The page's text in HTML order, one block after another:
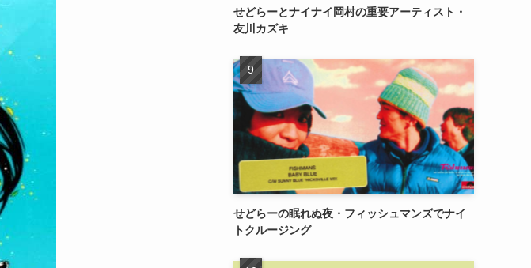
せどらーとナイナイ岡村の重要アーティスト・
友川カズキ
せどらーの眠れぬ夜・フィッシュマンズでナイ
トクルージング